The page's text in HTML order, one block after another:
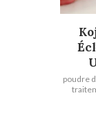
poudre